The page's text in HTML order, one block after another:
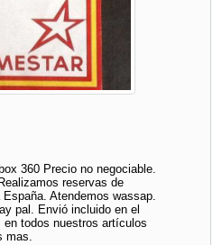
360 Precio no negociable.
reservas de
Atendemos wassap.
pal. Envió incluido en el
todos nuestros artículos
mas.